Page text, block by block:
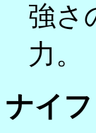
強さ
力。
ナイフ